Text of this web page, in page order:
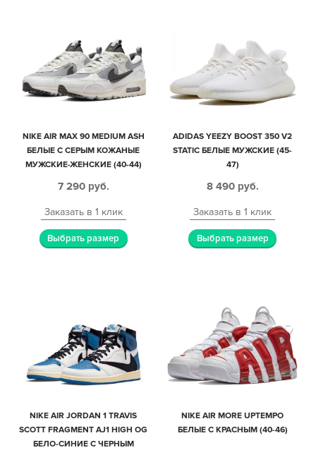
NIKE AIR MAX 90 MEDIUM ASH
БЕЛЫЕ С СЕРЫМ КОЖАНЫЕ
МУЖСКИЕ-ЖЕНСКИЕ (40-44)
7 290 руб.
Заказать в 1 клик
Выбрать размер
ADIDAS YEEZY BOOST 350 V2
STATIC БЕЛЫЕ МУЖСКИЕ (45-
47)
8 490 руб.
Заказать в 1 клик
Выбрать размер
NIKE AIR JORDAN 1 TRAVIS
SCOTT FRAGMENT AJ1 HIGH OG
БЕЛО-СИНИЕ С ЧЕРНЫМ
NIKE AIR MORE UPTEMPO
БЕЛЫЕ С КРАСНЫМ (40-46)